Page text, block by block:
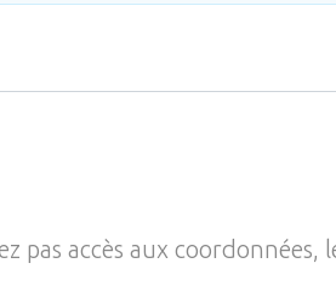
pas accès aux coordonnées,